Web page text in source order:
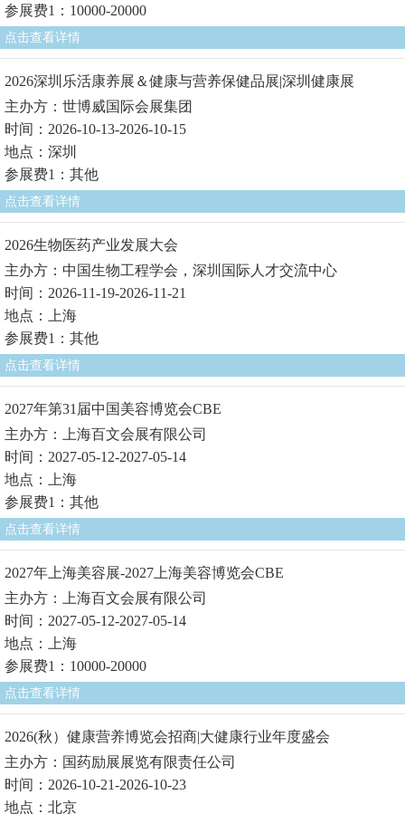
参展费1：10000-20000
点击查看详情
2026深圳乐活康养展＆健康与营养保健品展|深圳健康展
主办方：世博威国际会展集团
时间：2026-10-13-2026-10-15
地点：深圳
参展费1：其他
点击查看详情
2026生物医药产业发展大会
主办方：中国生物工程学会，深圳国际人才交流中心
时间：2026-11-19-2026-11-21
地点：上海
参展费1：其他
点击查看详情
2027年第31届中国美容博览会CBE
主办方：上海百文会展有限公司
时间：2027-05-12-2027-05-14
地点：上海
参展费1：其他
点击查看详情
2027年上海美容展-2027上海美容博览会CBE
主办方：上海百文会展有限公司
时间：2027-05-12-2027-05-14
地点：上海
参展费1：10000-20000
点击查看详情
2026(秋）健康营养博览会招商|大健康行业年度盛会
主办方：国药励展展览有限责任公司
时间：2026-10-21-2026-10-23
地点：北京